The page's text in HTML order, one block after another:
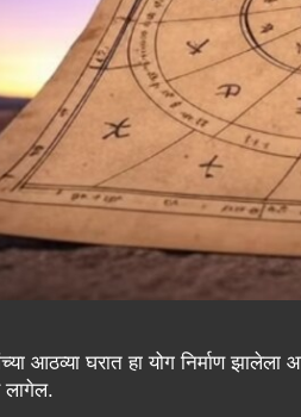
आठव्या घरात हा योग निर्माण झालेला
लागेल.